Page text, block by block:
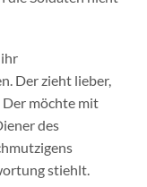
Der zieht lieber,
Der möchte mit
des
stiehlt.